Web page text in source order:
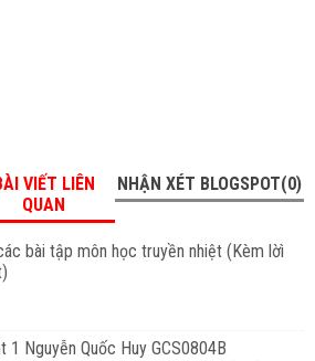
VIẾT LIÊN
QUAN
NHẬN XÉT BLOGSPOT(0)
bài tập môn học truyền nhiệt (Kèm lờì
1 Nguyễn Quốc Huy GCS0804B